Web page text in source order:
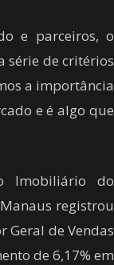
e parceiros, o
série de critérios
a importância
e é algo que
Imobiliário do
registrou
Geral de Vendas
de 6,17% em